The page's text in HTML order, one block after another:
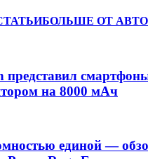
БОЛЬШЕ ОТ
представил
на 8000 мАч
единой —